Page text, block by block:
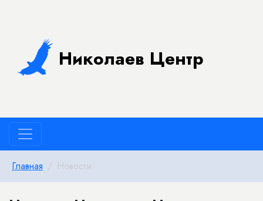
Николаев Центр
Главная Новости